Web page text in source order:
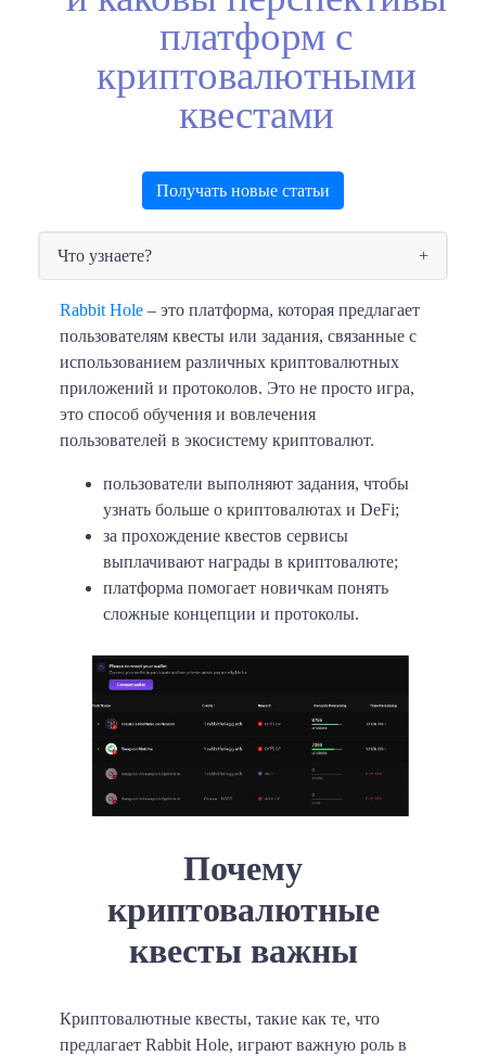
платформ с
криптовалютными
квестами
Получать новые статьи
Что узнаете?
Rabbit Hole – это платформа, которая предлагает
пользователям квесты или задания, связанные с
использованием различных криптовалютных
приложений и протоколов. Это не просто игра,
это способ обучения и вовлечения
пользователей в экосистему криптовалют.
пользователи выполняют задания, чтобы
узнать больше о криптовалютах и DeFi;
за прохождение квестов сервисы
выплачивают награды в криптовалюте;
платформа помогает новичкам понять
сложные концепции и протоколы.
Почему
криптовалютные
квесты важны
Криптовалютные квесты, такие как те, что
предлагает Rabbit Hole, играют важную роль в